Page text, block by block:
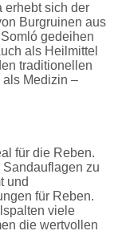
erhebt sich der
Burgruinen aus
gedeihen
als Heilmittel
traditionellen
als Medizin –
für die Reben.
zu
und
für Reben.
viele
die wertvollen